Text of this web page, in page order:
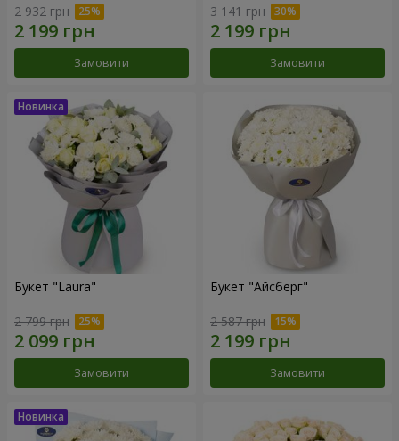
2 932 грн
Замовити
3 141 грн
Замовити
Букет "Laura"
2 799 грн
Замовити
Букет "Айсберг"
2 587 грн
Замовити